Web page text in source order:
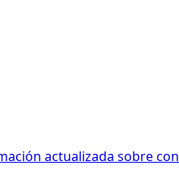
actualizada sobre